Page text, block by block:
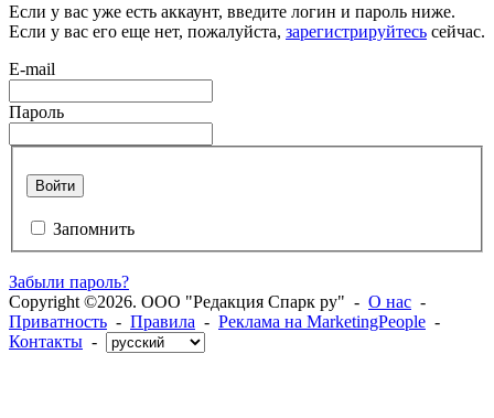
Если у вас уже есть аккаунт, введите логин и пароль ниже.
Если у вас его еще нет, пожалуйста, зарегистрируйтесь сейчас.
E-mail
Пароль
Войти
Запомнить
Забыли пароль?
Copyright ©2026. ООО "Редакция Спарк ру" - О нас -
Приватность - Правила - Реклама на MarketingPeople -
Контакты -